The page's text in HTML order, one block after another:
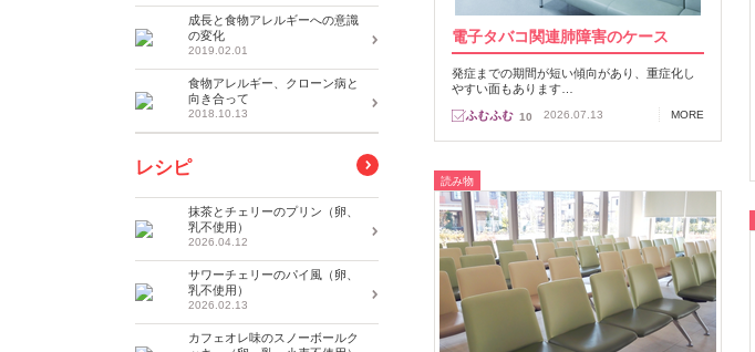
電子タバコ関連肺障害のケース
発症までの期間が短い傾向があり、重症化し
やすい面もあります…
10 2026.07.13 MORE
読み物
成長と食物アレルギーへの意識
の変化
2019.02.01
食物アレルギー、クローン病と
向き合って
2018.10.13
レシピ
抹茶とチェリーのプリン（卵、
乳不使用）
2026.04.12
サワーチェリーのパイ風（卵、
乳不使用）
2026.02.13
カフェオレ味のスノーボールク